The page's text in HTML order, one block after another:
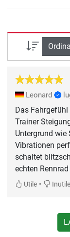
Leonard
Das
Trainer
Untergrund
Vibrationen
schaltet
echten
Utile • Inutile